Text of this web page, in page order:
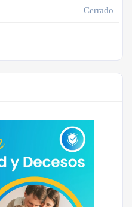
Cerrado